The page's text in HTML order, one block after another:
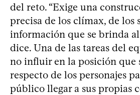
del reto. “Exige una
precisa de los clímax, de los
información que se brinda al
dice. Una de las tareas del
no influir en la posición que
respecto de los personajes
público llegar a sus propias